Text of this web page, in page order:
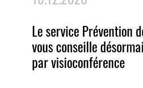
Le service Prévention
vous conseille
par visioconférence